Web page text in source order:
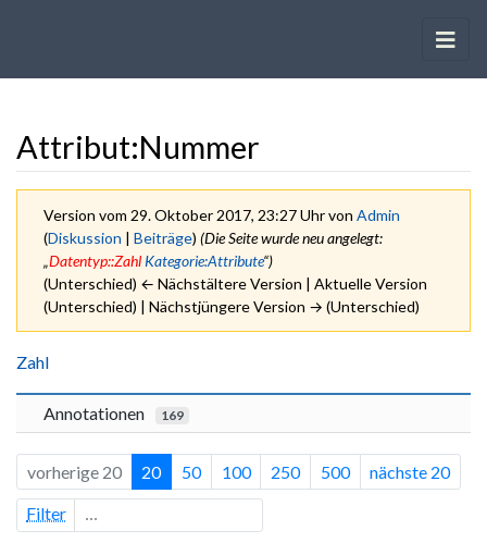
Attribut:Nummer
Version vom 29. Oktober 2017, 23:27 Uhr von Admin
(Diskussion | Beiträge) (Die Seite wurde neu angelegt:
„Datentyp::Zahl Kategorie:Attribute“)
(Unterschied) ← Nächstältere Version | Aktuelle Version
(Unterschied) | Nächstjüngere Version → (Unterschied)
Wechseln zu:
Zahl
Annotationen 169
vorherige 20 20 50 100 250 500 nächste 20
Filter